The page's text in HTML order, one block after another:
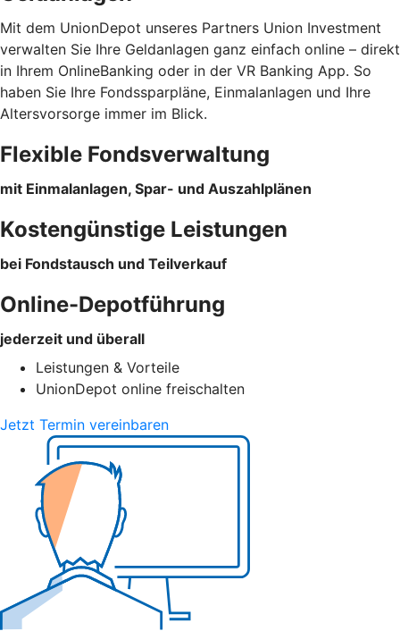
Mit dem UnionDepot unseres Partners Union Investment
verwalten Sie Ihre Geldanlagen ganz einfach online – direkt
in Ihrem OnlineBanking oder in der VR Banking App. So
haben Sie Ihre Fondssparpläne, Einmalanlagen und Ihre
Altersvorsorge immer im Blick.
Flexible Fondsverwaltung
mit Einmalanlagen, Spar- und Auszahlplänen
Kostengünstige Leistungen
bei Fondstausch und Teilverkauf
Online-Depotführung
jederzeit und überall
Leistungen & Vorteile
UnionDepot online freischalten
Jetzt Termin vereinbaren